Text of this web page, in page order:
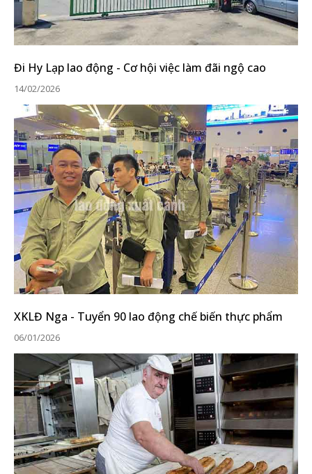
Đi Hy Lạp lao động - Cơ hội việc làm đãi ngộ cao
14/02/2026
XKLĐ Nga - Tuyển 90 lao động chế biến thực phẩm
06/01/2026